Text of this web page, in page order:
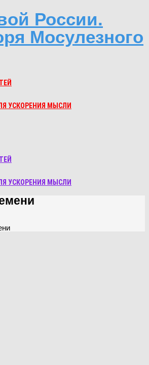
России.
Мосулезного
УСКОРЕНИЯ МЫСЛИ
УСКОРЕНИЯ МЫСЛИ